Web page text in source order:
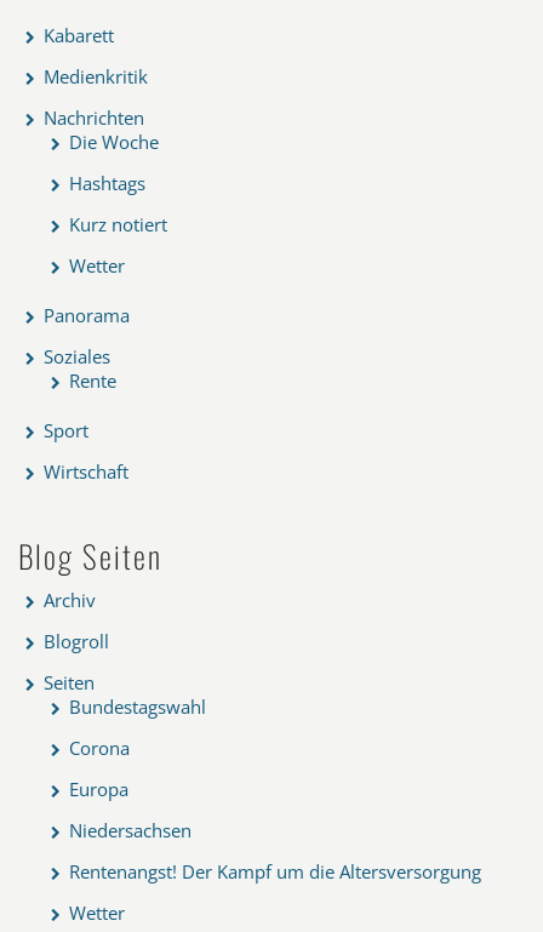
Kabarett
Medienkritik
Nachrichten
Die Woche
Hashtags
Kurz notiert
Wetter
Panorama
Soziales
Rente
Sport
Wirtschaft
Blog Seiten
Archiv
Blogroll
Seiten
Bundestagswahl
Corona
Europa
Niedersachsen
Rentenangst! Der Kampf um die Altersversorgung
Wetter